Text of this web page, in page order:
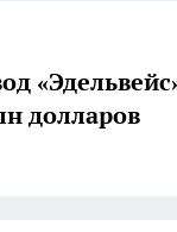
долларов